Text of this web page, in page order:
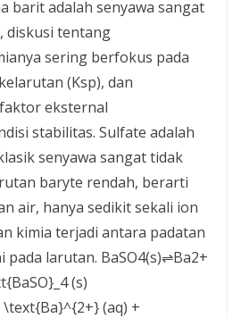
barit adalah senyawa sangat
diskusi tentang
sering berfokus pada
(Ksp), dan
eksternal
stabilitas. Sulfate adalah
senyawa sangat tidak
baryte rendah, berarti
air, hanya sedikit sekali ion
kimia terjadi antara padatan
larutan. BaSO4(s)⇌Ba2+
(s)
(aq) +